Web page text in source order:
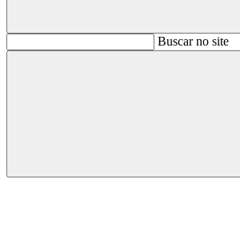
BuscarBuscar no site
Buscar